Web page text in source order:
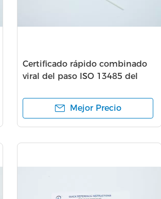
Certificado rápido combinado
viral del paso ISO 13485 del
Mejor Precio